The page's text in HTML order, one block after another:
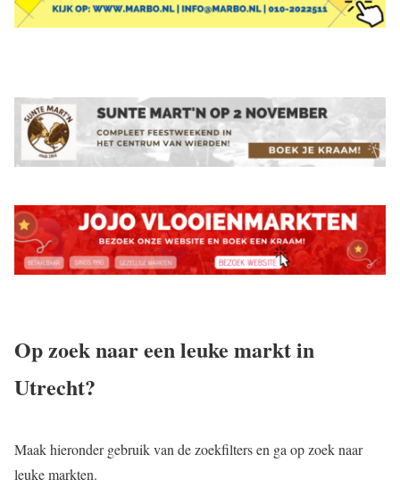
Op zoek naar een leuke markt in
Utrecht?
Maak hieronder gebruik van de zoekfilters en ga op zoek naar
leuke markten.